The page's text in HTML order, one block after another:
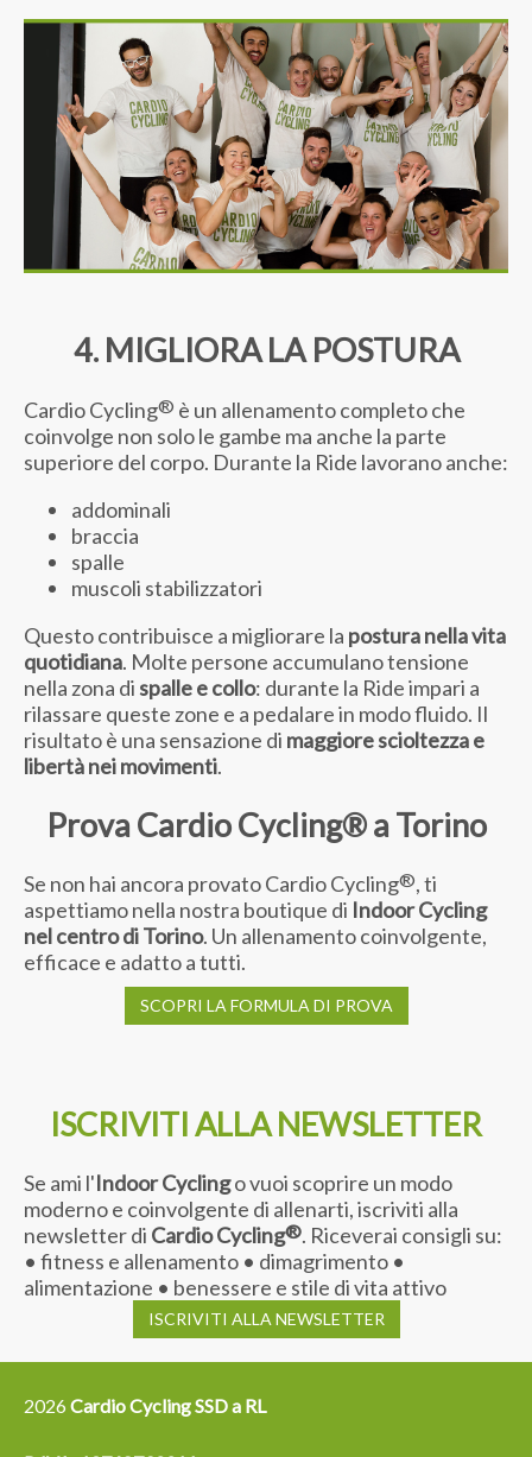
4. MIGLIORA LA POSTURA
Cardio Cycling® è un allenamento completo che
coinvolge non solo le gambe ma anche la parte
superiore del corpo. Durante la Ride lavorano anche:
addominali
braccia
spalle
muscoli stabilizzatori
Questo contribuisce a migliorare la postura nella vita
quotidiana. Molte persone accumulano tensione
nella zona di spalle e collo: durante la Ride impari a
rilassare queste zone e a pedalare in modo fluido. Il
risultato è una sensazione di maggiore scioltezza e
libertà nei movimenti.
Prova Cardio Cycling® a Torino
Se non hai ancora provato Cardio Cycling®, ti
aspettiamo nella nostra boutique di Indoor Cycling
nel centro di Torino. Un allenamento coinvolgente,
efficace e adatto a tutti.
SCOPRI LA FORMULA DI PROVA
ISCRIVITI ALLA NEWSLETTER
Se ami l'Indoor Cyclingo vuoi scoprire un modo
moderno e coinvolgente di allenarti, iscriviti alla
newsletter di Cardio Cycling®. Riceverai consigli su:
• fitness e allenamento • dimagrimento •
alimentazione • benessere e stile di vita attivo
ISCRIVITI ALLA NEWSLETTER
2026Cardio Cycling SSD a RL